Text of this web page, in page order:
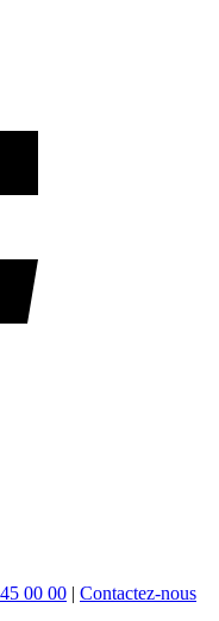
00 00 | Contactez-nous